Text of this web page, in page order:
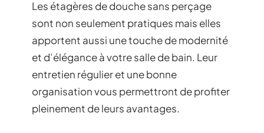
Les étagères de douche sans perçage
sont non seulement pratiques mais elles
apportent aussi une touche de modernité
et d’élégance à votre salle de bain. Leur
entretien régulier et une bonne
organisation vous permettront de profiter
pleinement de leurs avantages.